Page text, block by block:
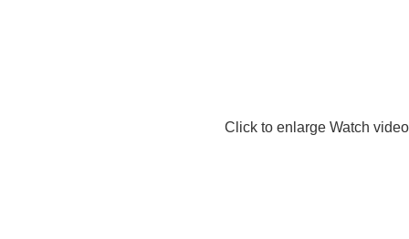
Watch video
Click to enlarge